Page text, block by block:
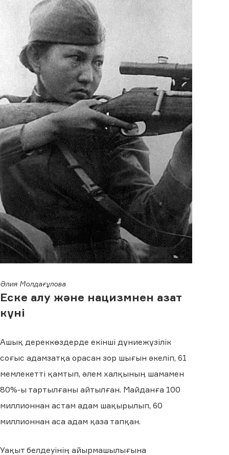
Әлия Молдағұлова
Еске алу және нацизмнен азат
күні
Ашық дереккөздерде екінші дүниежүзілік
соғыс адамзатқа орасан зор шығын әкеліп, 61
мемлекетті қамтып, әлем халқының шамамен
80%-ы тартылғаны айтылған. Майданға 100
миллионнан астам адам шақырылып, 60
миллионнан аса адам қаза тапқан.
Уақыт белдеуінің айырмашылығына